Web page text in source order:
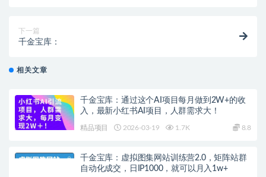
下一篇
千金宝库：
相关文章
千金宝库：通过这个AI项目每月做到2W+的收
入，最新小红书AI项目，人群需求大！
精品项目 2026-03-19 1.7K 8.8
千金宝库：虚拟图集网站训练营2.0，矩阵站群
自动化成交，日IP1000，就可以月入1w+